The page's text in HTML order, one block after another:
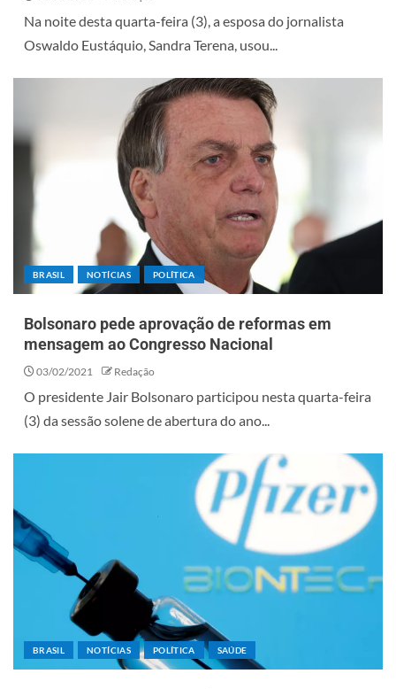
Na noite desta quarta-feira (3), a esposa do jornalista
Oswaldo Eustáquio, Sandra Terena, usou...
BRASIL NOTÍCIAS POLÍTICA
Bolsonaro pede aprovação de reformas em
mensagem ao Congresso Nacional
03/02/2021 Redação
O presidente Jair Bolsonaro participou nesta quarta-feira
(3) da sessão solene de abertura do ano...
BRASIL NOTÍCIAS POLÍTICA SAÚDE